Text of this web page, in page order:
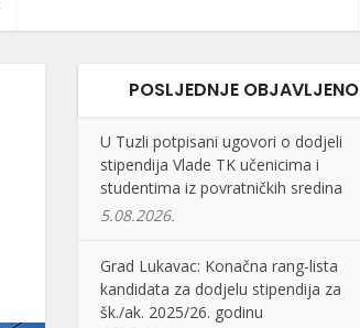
POSLJEDNJE OBJAVLJENO
U Tuzli potpisani ugovori o dodjeli
stipendija Vlade TK učenicima i
studentima iz povratničkih sredina
5.08.2026.
Grad Lukavac: Konačna rang-lista
kandidata za dodjelu stipendija za
šk./ak. 2025/26. godinu